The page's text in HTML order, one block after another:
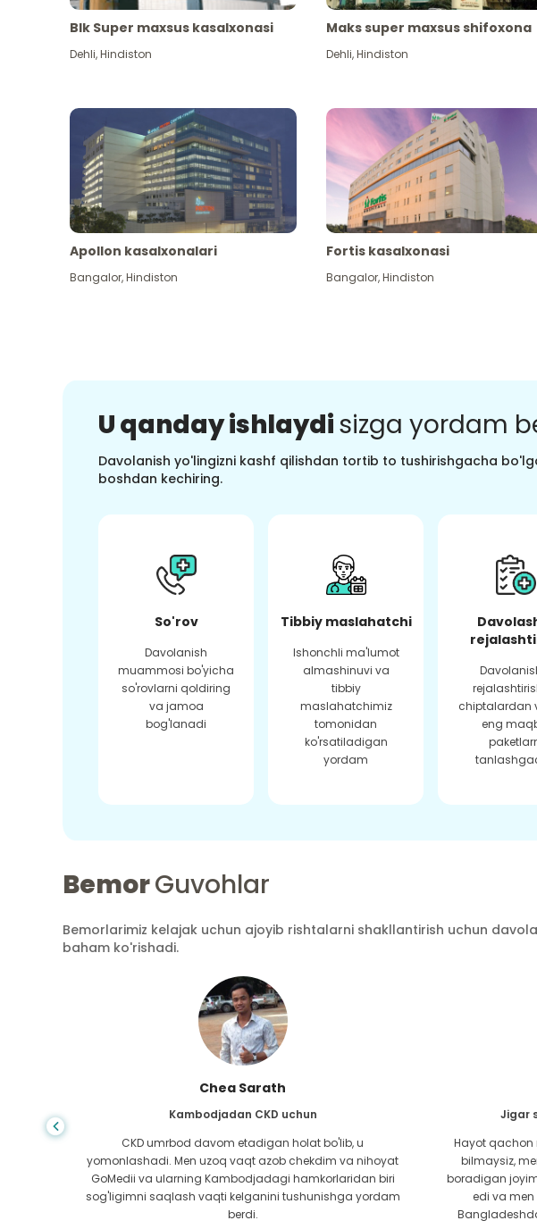
Blk Super maxsus kasalxonasi
Dehli,Hindiston
Maks super maxsus shifoxona
Dehli,Hindiston
Apollon kasalxonalari
Bangalor,Hindiston
Fortis kasalxonasi
Bangalor,Hindiston
U qanday ishlaydisizga yordam
Davolanish yo'lingizni kashf qilishdan tortib to tushirishgacha
boshdan kechiring.
So'rov
Davolanish
muammosi bo'yicha
so'rovlarni qoldiring
va jamoa
bog'lanadi
Tibbiy maslahatchi
Ishonchli ma'lumot
almashinuvi va
tibbiy
maslahatchimiz
tomonidan
ko'rsatiladigan
yordam
chiptalardan
eng
BemorGuvohlar
Bemorlarimiz kelajak uchun ajoyib rishtalarni shakllantirish uchun
baham ko'rishadi.
Chea Sarath
Kambodjadan CKD uchun
CKD umrbod davom etadigan holat bo'lib, u
yomonlashadi. Men uzoq vaqt azob chekdim va nihoyat
GoMedii va ularning Kambodjadagi hamkorlaridan biri
sog'ligimni saqlash vaqti kelganini tushunishga yordam
berdi.
Jigar
Hayot qachon
bilmaysiz,
boradigan
edi va